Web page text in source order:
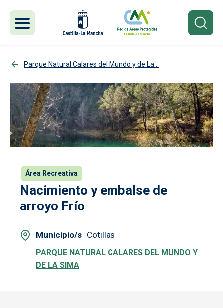
Parque Natural Calares del Mundo y de La...
Área Recreativa
Nacimiento y embalse de
arroyo Frío
Municipio/s Cotillas
PARQUE NATURAL CALARES DEL MUNDO Y
DE LA SIMA